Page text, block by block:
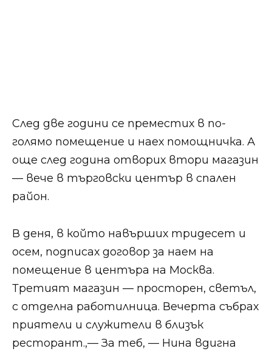
След две години се преместих в по-
голямо помещение и наех помощничка. А
още след година отворих втори магазин
— вече в търговски център в спален
район.
В деня, в който навърших тридесет и
осем, подписах договор за наем на
помещение в центъра на Москва.
Третият магазин — просторен, светъл,
с отделна работилница. Вечерта събрах
приятели и служители в близък
ресторант.,— За теб, — Нина вдигна